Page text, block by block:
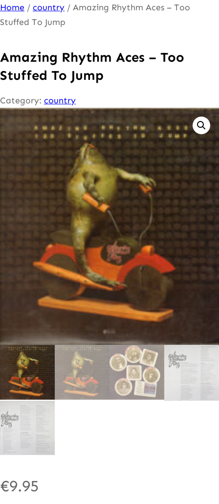
Ga
naar
inhoud
Home / country / Amazing Rhythm Aces – Too
Stuffed To Jump
Amazing Rhythm Aces – Too
Stuffed To Jump
Category: country
€9.95